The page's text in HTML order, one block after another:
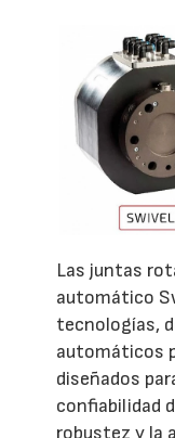
Las juntas
automático
tecnologías,
automáticos
diseñados
confiabilidad
robustez y la